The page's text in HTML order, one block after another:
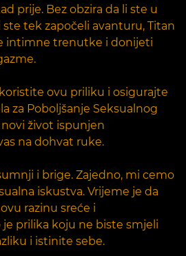
prije. Bez obzira da li ste u
tek započeli avanturu, Titan
intimne trenutke i donijeti
ovu priliku i osigurajte
za Poboljšanje Seksualnog
novi život ispunjen
na dohvat ruke.
i brige. Zajedno, mi cemo
iskustva. Vrijeme je da
razinu sreće i
je prilika koju ne biste smjeli
i istinite sebe.